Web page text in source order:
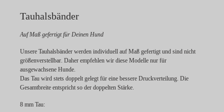
Tauhalsbänder
Auf Maß gefertigt für Deinen Hund
Unsere Tauhalsbänder werden individuell auf Maß gefertigt und sind nicht
größenverstellbar. Daher empfehlen wir diese Modelle nur für
ausgewachsene Hunde.
Das Tau wird stets doppelt gelegt für eine bessere Druckverteilung. Die
Gesamtbreite entspricht so der doppelten Stärke.
8 mm Tau: